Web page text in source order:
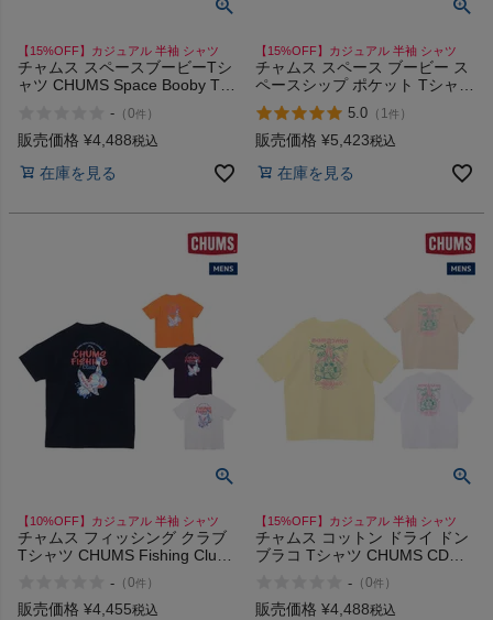
旅行
通学
もっと見る
インフィット INFIT
サックス SAXX
スポーツマリオTOP
【15%OFF】カジュアル 半袖 シャツ
チャムス スペースブービーTシ
ャツ CHUMS Space Booby T-
- （0件 ）
販売価格 ¥4,488税込
在庫を見る
【15%OFF】カジュアル 半袖 シャツ
チャムス スペース ブービー ス
ペースシップ ポケット Tシャツ
CHUMS Space Booby
Spaceship Pocket T-Shirt
5.0 （ 1件 ）
販売価格 ¥5,423税込
在庫を見る
【10%OFF】カジュアル 半袖 シャツ
チャムス フィッシング クラブ
Tシャツ CHUMS Fishing Club
- （0件 ）
販売価格 ¥4,455税込
【15%OFF】カジュアル 半袖 シャツ
チャムス コットン ドライ ドン
ブラコ Tシャツ CHUMS CD
- （0件 ）
販売価格 ¥4,488税込